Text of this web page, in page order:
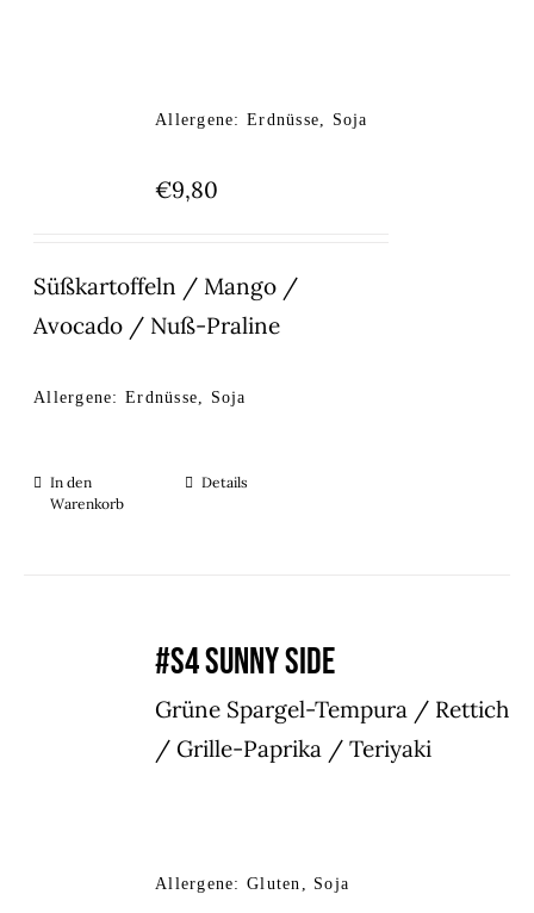
Allergene: Erdnüsse, Soja
€9,80
Süßkartoffeln / Mango /
Avocado / Nuß-Praline
Allergene: Erdnüsse, Soja
In den
Warenkorb
Details
#S4 SUNNY SIDE
Grüne Spargel-Tempura / Rettich
/ Grille-Paprika / Teriyaki
Allergene: Gluten, Soja